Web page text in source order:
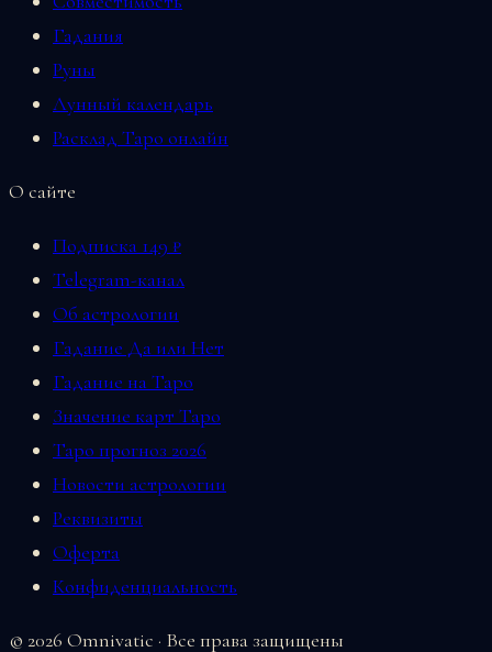
Гадания
Руны
Лунный календарь
Расклад Таро онлайн
О сайте
Подписка 149 ₽
Telegram-канал
Об астрологии
Гадание Да или Нет
Гадание на Таро
Значение карт Таро
Таро прогноз 2026
Новости астрологии
Реквизиты
Оферта
Конфиденциальность
© 2026 Omnivatic · Все права защищены